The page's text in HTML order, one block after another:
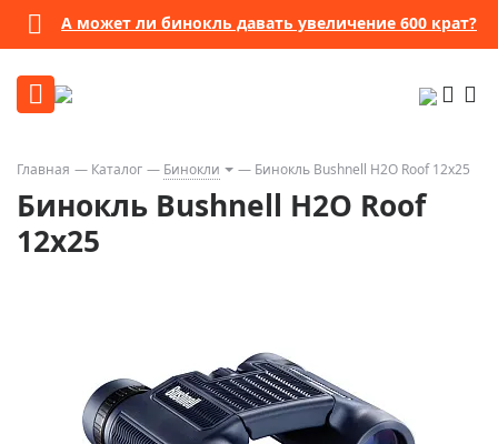
А может ли бинокль давать увеличение 600 крат?
Главная Каталог Бинокли Бинокль Bushnell H2O Roof 12x25
Бинокль Bushnell H2O Roof
12x25